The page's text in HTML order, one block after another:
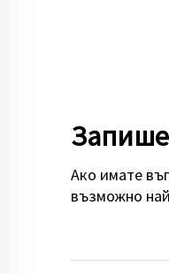
Ако имате
възможно